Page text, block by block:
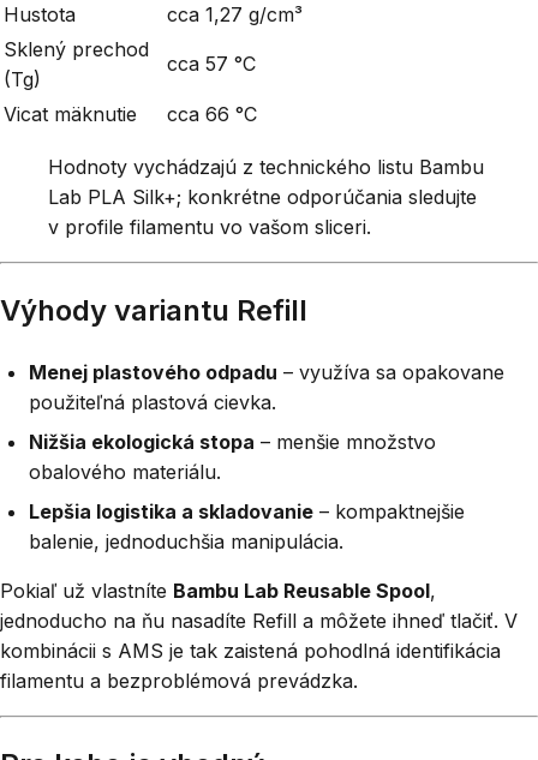
Hustota
cca 1,27 g/cm³
Sklený prechod
(Tg)
cca 57 °C
Vicat mäknutie cca 66 °C
Hodnoty vychádzajú z technického listu Bambu
Lab PLA Silk+; konkrétne odporúčania sledujte
v profile filamentu vo vašom sliceri.
Výhody variantu Refill
Menej plastového odpadu – využíva sa opakovane
použiteľná plastová cievka.
Nižšia ekologická stopa – menšie množstvo
obalového materiálu.
Lepšia logistika a skladovanie – kompaktnejšie
balenie, jednoduchšia manipulácia.
Pokiaľ už vlastníte Bambu Lab Reusable Spool,
jednoducho na ňu nasadíte Refill a môžete ihneď tlačiť. V
kombinácii s AMS je tak zaistená pohodlná identifikácia
filamentu a bezproblémová prevádzka.